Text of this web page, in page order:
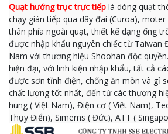
Quạt hướng trục trực tiếp là dòng quạt
chạy gián tiếp qua dây đai (Curoa),
thân phía ngoài quạt, thiết kế dạng ống
được nhập khẩu nguyên chiếc từ Taiwan
Nam với thương hiệu Shoohan độc
hiện đại, với linh kiện nhập khẩu, tất cả
được sơn tĩnh điện, chống ăn mòn và gỉ
chất lượng tốt nhất, đến từ các thương
hung ( Việt Nam), Điện cơ ( Việt Nam),
Thụy Điển), Simems ( Đức), ATT (